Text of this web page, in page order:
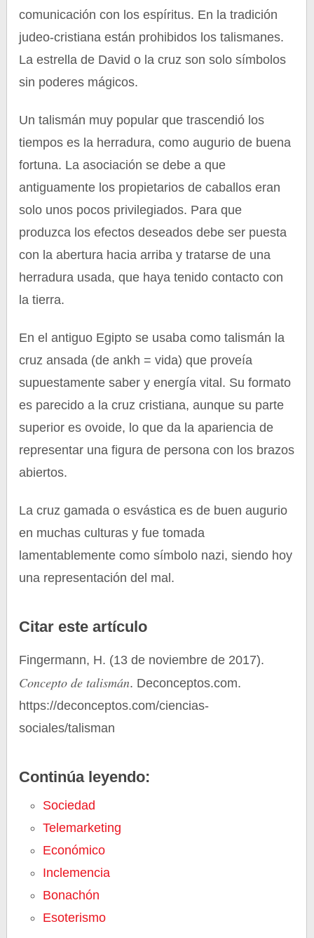
comunicación con los espíritus. En la tradición
judeo-cristiana están prohibidos los talismanes.
La estrella de David o la cruz son solo símbolos
sin poderes mágicos.
Un talismán muy popular que trascendió los
tiempos es la herradura, como augurio de buena
fortuna. La asociación se debe a que
antiguamente los propietarios de caballos eran
solo unos pocos privilegiados. Para que
produzca los efectos deseados debe ser puesta
con la abertura hacia arriba y tratarse de una
herradura usada, que haya tenido contacto con
la tierra.
En el antiguo Egipto se usaba como talismán la
cruz ansada (de ankh = vida) que proveía
supuestamente saber y energía vital. Su formato
es parecido a la cruz cristiana, aunque su parte
superior es ovoide, lo que da la apariencia de
representar una figura de persona con los brazos
abiertos.
La cruz gamada o esvástica es de buen augurio
en muchas culturas y fue tomada
lamentablemente como símbolo nazi, siendo hoy
una representación del mal.
Citar este artículo
Fingermann, H. (13 de noviembre de 2017).
Concepto de talismán. Deconceptos.com.
https://deconceptos.com/ciencias-
sociales/talisman
Continúa leyendo:
Sociedad
Telemarketing
Económico
Inclemencia
Bonachón
Esoterismo